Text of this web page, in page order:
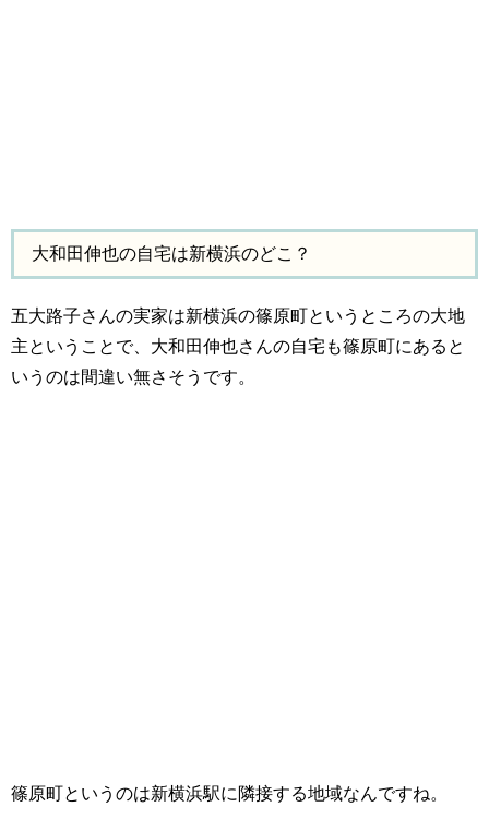
大和田伸也の自宅は新横浜のどこ？
五大路子さんの実家は新横浜の篠原町というところの大地
主ということで、大和田伸也さんの自宅も篠原町にあると
いうのは間違い無さそうです。
篠原町というのは新横浜駅に隣接する地域なんですね。